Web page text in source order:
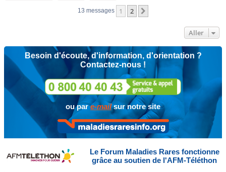
13 messages 1 2
Aller
Besoin d'écoute, d'information, d'orientation ?
Contactez-nous !
ou pare-mailsur notre site
Le Forum Maladies Rares fonctionne
grâce au soutien de l'AFM-Téléthon